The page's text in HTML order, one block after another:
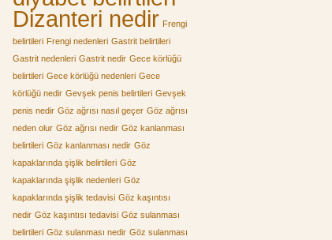
Dizanteri nedir Frengi
belirtileri Frengi nedenleri Gastrit belirtileri
Gastrit nedenleri Gastrit nedir Gece körlüğü
belirtileri Gece körlüğü nedenleri Gece
körlüğü nedir Gevşek penis belirtileri Gevşek
penis nedir Göz ağrısı nasıl geçer Göz ağrısı
neden olur Göz ağrısı nedir Göz kanlanması
belirtileri Göz kanlanması nedir Göz
kapaklarında şişlik belirtileri Göz
kapaklarında şişlik nedenleri Göz
kapaklarında şişlik tedavisi Göz kaşıntısı
nedir Göz kaşıntısı tedavisi Göz sulanması
belirtileri Göz sulanması nedir Göz sulanması